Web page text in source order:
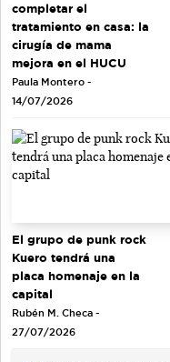
completar el
tratamiento en casa: la
cirugía de mama
mejora en el HUCU
Paula Montero -
14/07/2026
El grupo de punk rock
Kuero tendrá una
placa homenaje en la
capital
Rubén M. Checa -
27/07/2026